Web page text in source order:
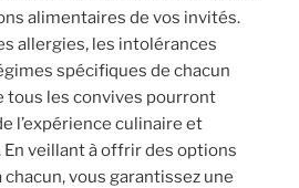
alimentaires de vos invités.
allergies, les intolérances
spécifiques de chacun
tous les convives pourront
l’expérience culinaire et
veillant à offrir des options
vous garantissez une